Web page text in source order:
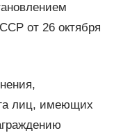
от 26 октября
лиц, имеющих